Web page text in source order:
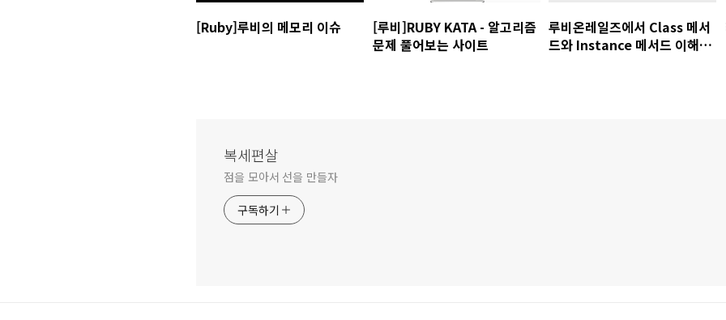
[Ruby]루비의 메모리 이슈
[루비]RUBY KATA - 알고리즘
문제 풀어보는 사이트
루비온레일즈에서 Class 메서
드와 Instance 메서드 이해하
복세편살
점을 모아서 선을 만들자
구독하기